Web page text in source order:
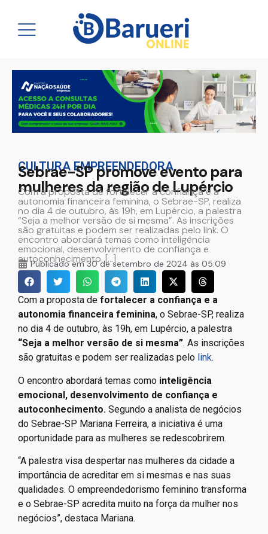
CULTURA EMPREENDEDORA
Sebrae-SP promove evento para
mulheres da região de Lupércio
Com a proposta de fortalecer a confiança e a
autonomia financeira feminina, o Sebrae-SP, realiza
no dia 4 de outubro, às 19h, em Lupércio, a palestra
“Seja a melhor versão de si mesma”. As inscrições
são gratuitas e podem ser realizadas pelo link. O
encontro abordará temas como inteligência
emocional, desenvolvimento de confiança e
autoconhecimento. […]
Publicado em30 de setembro de 2024 às 05:09
Com a proposta de fortalecer a confiança e a
autonomia financeira feminina, o Sebrae-SP, realiza
no dia 4 de outubro, às 19h, em Lupércio, a palestra
“Seja a melhor versão de si mesma”. As inscrições
são gratuitas e podem ser realizadas pelo link.
O encontro abordará temas como inteligência
emocional, desenvolvimento de confiança e
autoconhecimento. Segundo a analista de negócios
do Sebrae-SP Mariana Ferreira, a iniciativa é uma
oportunidade para as mulheres se redescobrirem.
“A palestra visa despertar nas mulheres da cidade a
importância de acreditar em si mesmas e nas suas
qualidades. O empreendedorismo feminino transforma
e o Sebrae-SP acredita muito na força da mulher nos
negócios”, destaca Mariana.